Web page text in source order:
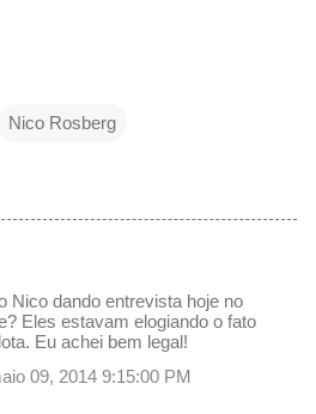
Nico Rosberg
Nico dando entrevista hoje no
Eles estavam elogiando o fato
Eu achei bem legal!
09, 2014 9:15:00 PM